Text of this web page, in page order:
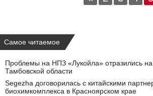
Самое читаемое
Проблемы на НПЗ «Лукойла» отразились на
Тамбовской области
Segezha договорилась с китайскими
биохимкомплекса в Красноярском крае